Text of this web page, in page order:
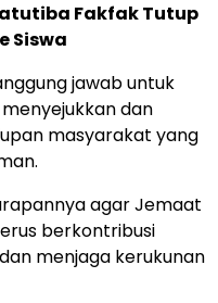
Fakfak Tutup
Siswa
jawab untuk
dan
masyarakat yang
agar Jemaat
berkontribusi
menjaga kerukunan